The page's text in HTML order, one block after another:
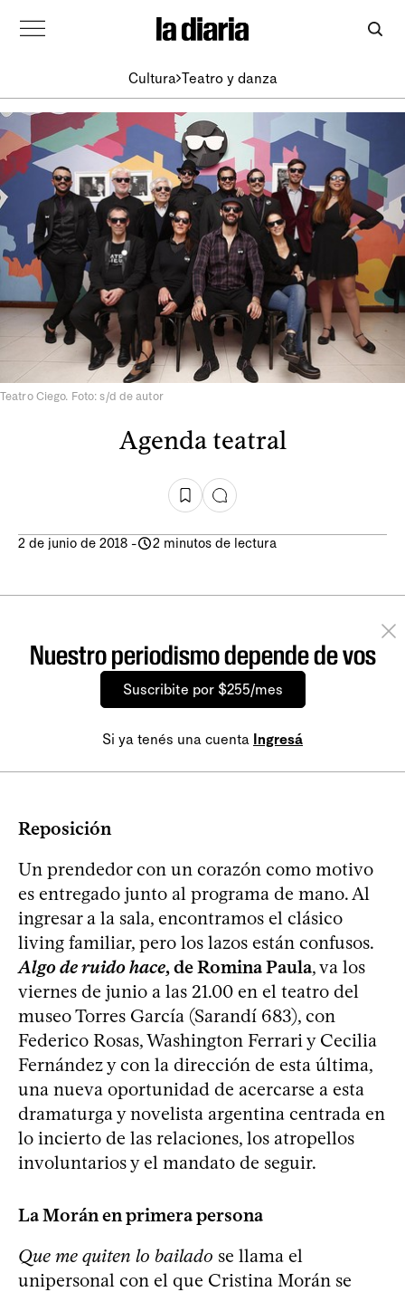
Cultura Teatro y danza
Teatro Ciego. Foto: s/d de autor
Agenda teatral
2 de junio de 2018 - 2 minutos de lectura
Nuestro periodismo depende de vos
Suscribite por $255/mes
Si ya tenés una cuenta Ingresá
Reposición
Un prendedor con un corazón como motivo
es entregado junto al programa de mano. Al
ingresar a la sala, encontramos el clásico
living familiar, pero los lazos están confusos.
Algo de ruido hace, de Romina Paula, va los
viernes de junio a las 21.00 en el teatro del
museo Torres García (Sarandí 683), con
Federico Rosas, Washington Ferrari y Cecilia
Fernández y con la dirección de esta última,
una nueva oportunidad de acercarse a esta
dramaturga y novelista argentina centrada en
lo incierto de las relaciones, los atropellos
involuntarios y el mandato de seguir.
La Morán en primera persona
Que me quiten lo bailado se llama el
unipersonal con el que Cristina Morán se